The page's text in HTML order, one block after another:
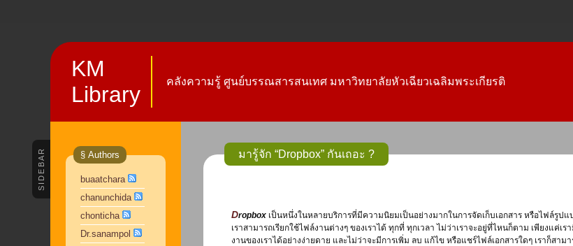
KM
Library
คลังความรู้ ศูนย์บรรณสารสนเทศ มหาวิทยาลัยหัวเฉียวเฉลิมพระเกียรติ
SIDEBAR § Authors
buaatchara
chanunchida
chonticha
Dr.sanampol
มารู้จัก “Dropbox” กันเถอะ ?
Dropbox เป็นหนึ่งในหลายบริการที่มีความนิยมเป็นอย่างมากในการจัดเก็บเอกสาร หรือไฟล์รูป
เราสามารถเรียกใช้ไฟล์งานต่างๆ ของเราได้ ทุกที่ ทุกเวลา ไม่ว่าเราจะอยู่ที่ไหนก็ตาม เพียงแค่เ
งานของเราได้อย่างง่ายดาย และไม่ว่าจะมีการเพิ่ม ลบ แก้ไข หรือแชร์ไฟล์เอกสารใดๆ เราก็สาม